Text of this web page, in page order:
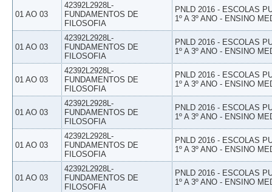
01 AO 03
42392L2928L-
FUNDAMENTOS DE
FILOSOFIA
PNLD 2016 - ESCOLAS
1º A 3º ANO - ENSINO
01 AO 03
42392L2928L-
FUNDAMENTOS DE
FILOSOFIA
PNLD 2016 - ESCOLAS
1º A 3º ANO - ENSINO
01 AO 03
42392L2928L-
FUNDAMENTOS DE
FILOSOFIA
PNLD 2016 - ESCOLAS
1º A 3º ANO - ENSINO
01 AO 03
42392L2928L-
FUNDAMENTOS DE
FILOSOFIA
PNLD 2016 - ESCOLAS
1º A 3º ANO - ENSINO
01 AO 03
42392L2928L-
FUNDAMENTOS DE
FILOSOFIA
PNLD 2016 - ESCOLAS
1º A 3º ANO - ENSINO
01 AO 03
42392L2928L-
FUNDAMENTOS DE
FILOSOFIA
PNLD 2016 - ESCOLAS
1º A 3º ANO - ENSINO